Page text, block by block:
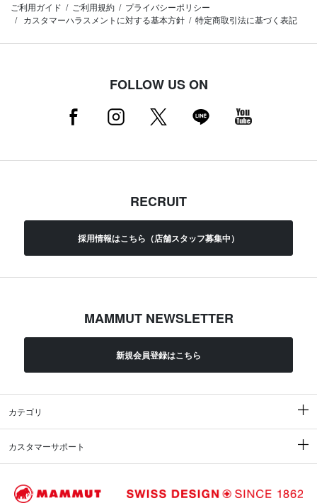
ご利用ガイド ご利用規約
プライバシーポリシー
カスタマーハラスメントに対する基本方針
特定商取引法に基づく表記
FOLLOW US ON
RECRUIT
採用情報はこちら（店舗スタッフ募集中）
MAMMUT NEWSLETTER
新規会員登録はこちら
カテゴリ
カスタマーサポート